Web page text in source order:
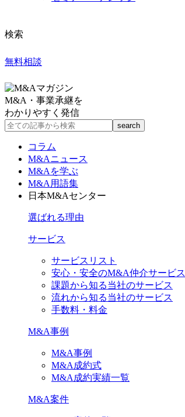
検索
無料相談
M&A・事業承継を
わかりやすく発信
コラム
M&Aニュース
M&Aを学ぶ
M&A用語集
日本M&Aセンター
選ばれる理由
サービス
サービスリスト
安心・安全のM&A仲介サービス
課題から知る当社のサービス
流れから知る当社のサービス
手数料・料金
M&A事例
M&A事例
M&A成約式
M&A成約実績一覧
M&A案件